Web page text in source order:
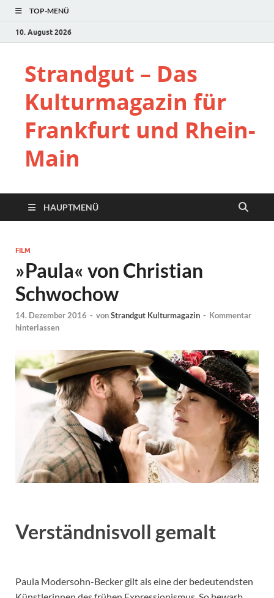
TOP-MENÜ
10. August 2026
Strandgut – Das
Kulturmagazin für
Frankfurt und Rhein-
Main
HAUPTMENÜ
FILM
»Paula« von Christian
Schwochow
14. Dezember 2016 - vonStrandgut Kulturmagazin - Kommentar
hinterlassen
Verständnisvoll gemalt
Paula Modersohn-Becker gilt als eine der bedeutendsten